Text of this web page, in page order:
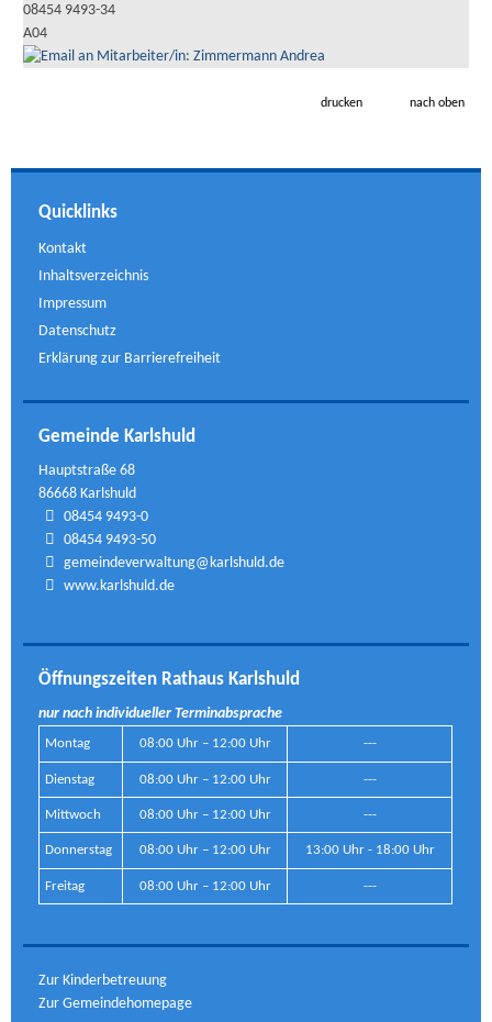
08454 9493-34
A04
drucken nach oben
Quicklinks
Kontakt
Inhaltsverzeichnis
Impressum
Datenschutz
Erklärung zur Barrierefreiheit
Gemeinde Karlshuld
Hauptstraße 68
86668 Karlshuld
08454 9493-0
08454 9493-50
gemeindeverwaltung@karlshuld.de
www.karlshuld.de
Öffnungszeiten Rathaus Karlshuld
nur nach individueller Terminabsprache
Montag 08:00 Uhr – 12:00 Uhr ---
Dienstag 08:00 Uhr – 12:00 Uhr ---
Mittwoch 08:00 Uhr – 12:00 Uhr ---
Donnerstag 08:00 Uhr – 12:00 Uhr 13:00 Uhr - 18:00 Uhr
Freitag 08:00 Uhr – 12:00 Uhr ---
Zur Kinderbetreuung
Zur Gemeindehomepage